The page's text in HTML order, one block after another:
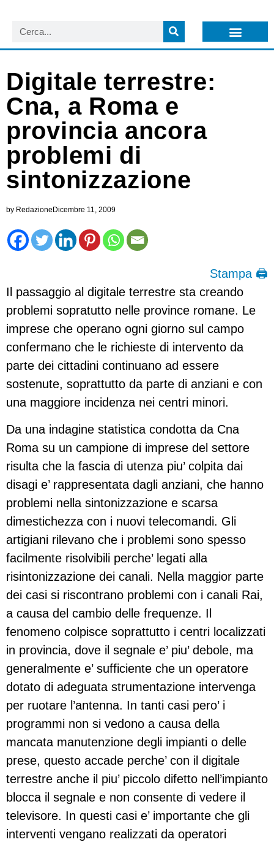
Digitale terrestre:
Cna, a Roma e
provincia ancora
problemi di
sintonizzazione
by Redazione Dicembre 11, 2009
Stampa 🖨
Il passaggio al digitale terrestre sta creando
problemi sopratutto nelle province romane. Le
imprese che operano ogni giorno sul campo
confermano che le richieste di intervento da
parte dei cittadini continuano ad essere
sostenute, soprattutto da parte di anziani e con
una maggiore incidenza nei centri minori.
Da una indagine statistica condotta da Cna
Roma su un campione di imprese del settore
risulta che la fascia di utenza piu’ colpita dai
disagi e’ rappresentata dagli anziani, che hanno
problemi nella sintonizzazione e scarsa
dimestichezza con i nuovi telecomandi. Gli
artigiani rilevano che i problemi sono spesso
facilmente risolvibili perche’ legati alla
risintonizzazione dei canali. Nella maggior parte
dei casi si riscontrano problemi con i canali Rai,
a causa del cambio delle frequenze. Il
fenomeno colpisce soprattutto i centri localizzati
in provincia, dove il segnale e’ piu’ debole, ma
generalmente e’ sufficiente che un operatore
dotato di adeguata strumentazione intervenga
per ruotare l’antenna. In tanti casi pero’ i
programmi non si vedono a causa della
mancata manutenzione degli impianti o delle
prese, questo accade perche’ con il digitale
terrestre anche il piu’ piccolo difetto nell’impianto
blocca il segnale e non consente di vedere il
televisore. In questi casi e’ importante che gli
interventi vengano realizzati da operatori